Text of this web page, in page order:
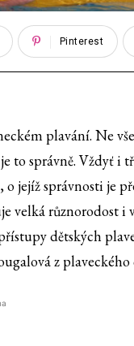
Pinterest
plavání. Ne
to správně. Vždyť i
jejíž správnosti je
velká různorodost i
dětských
z